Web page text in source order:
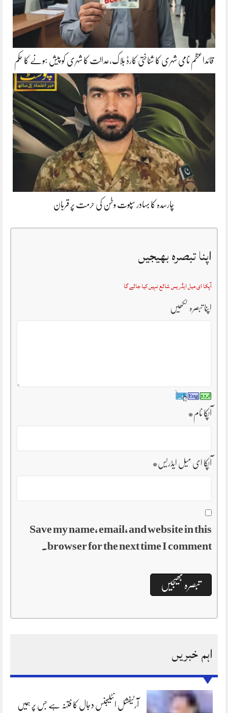
قائداعظم نامی شہری کا شناختی کارڈ بلاک،عدالت کا شہری کو پیش ہونے کا حکم
چارسدہ کا بہادر سپوت وطن کی حرمت پر قربان
اپنا تبصرہ بھیجیں
آپکا ای میل ایڈریس شائع نہیں کیا جائے گا
اپنا تبصرہ لکھیں
آپکا نام*
آپکا ای میل ایڈریس*
Save my name, email, and website in this
browser for the next time I comment.
اہم خبریں
آرٹیفشل انٹلیجنس دجال کا فتنہ ہے جس پر ہمیں